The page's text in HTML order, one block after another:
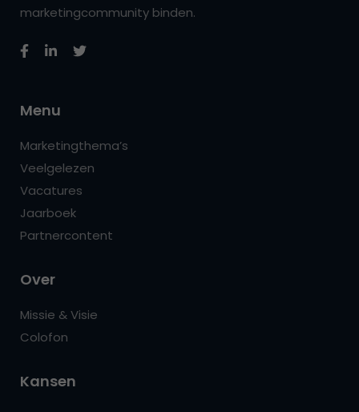
marketingcommunity binden.
Menu
Marketingthema’s
Veelgelezen
Vacatures
Jaarboek
Partnercontent
Over
Missie & Visie
Colofon
Kansen